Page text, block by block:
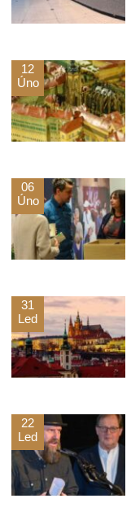
12
Úno
06
Úno
31
Led
22
Led